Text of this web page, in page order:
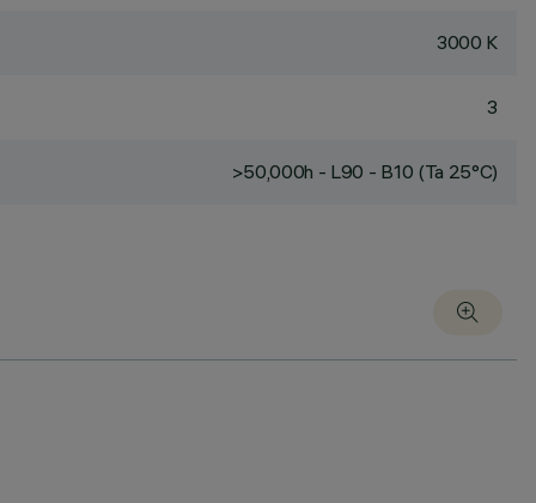
3000 K
3
>50,000h - L90 - B10 (Ta 25°C)